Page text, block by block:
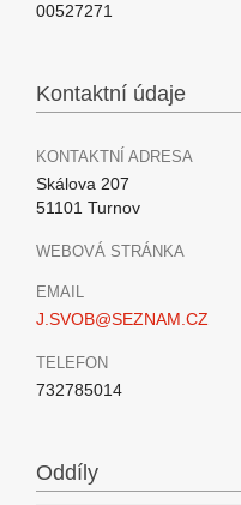
00527271
Kontaktní údaje
KONTAKTNÍ ADRESA
Skálova 207
51101 Turnov
WEBOVÁ STRÁNKA
EMAIL
J.SVOB@SEZNAM.CZ
TELEFON
732785014
Oddíly